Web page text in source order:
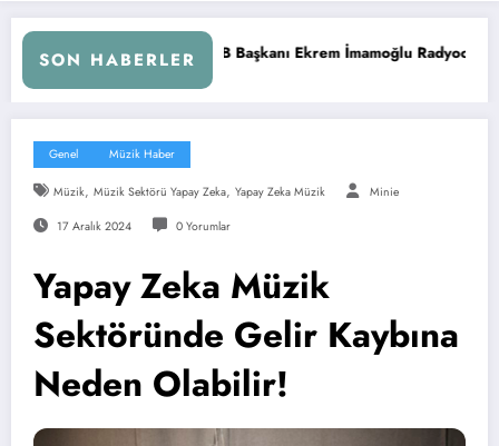
SON HABERLER
Ekrem İmamoğlu Radyocular ile Buluştu İstanbul’da
Genel Müzik Haber
Müzik, Müzik Sektörü Yapay Zeka, Yapay Zeka Müzik Minie
17 Aralık 2024 0 Yorumlar
Yapay Zeka Müzik
Sektöründe Gelir Kaybına
Neden Olabilir!